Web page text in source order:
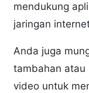
mendukung
jaringan
Anda juga
tambahan atau
video untuk